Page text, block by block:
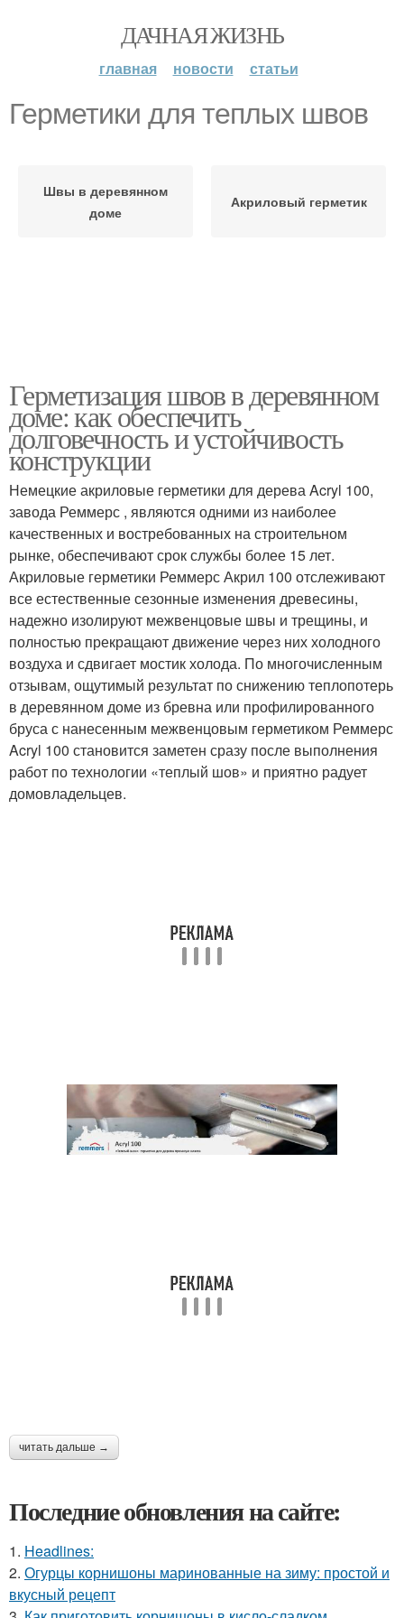
ДАЧНАЯ ЖИЗНЬ
главная новости статьи
Герметики для теплых швов
Швы в деревянном
доме
Акриловый герметик
Герметизация швов в деревянном
доме: как обеспечить
долговечность и устойчивость
конструкции
Немецкие акриловые герметики для дерева Acryl 100,
завода Реммерс , являются одними из наиболее
качественных и востребованных на строительном
рынке, обеспечивают срок службы более 15 лет.
Акриловые герметики Реммерс Акрил 100 отслеживают
все естественные сезонные изменения древесины,
надежно изолируют межвенцовые швы и трещины, и
полностью прекращают движение через них холодного
воздуха и сдвигает мостик холода. По многочисленным
отзывам, ощутимый результат по снижению теплопотерь
в деревянном доме из бревна или профилированного
бруса с нанесенным межвенцовым герметиком Реммерс
Acryl 100 становится заметен сразу после выполнения
работ по технологии «теплый шов» и приятно радует
домовладельцев.
читать дальше →
Последние обновления на сайте:
1. Headlines:
2. Огурцы корнишоны маринованные на зиму: простой и
вкусный рецепт